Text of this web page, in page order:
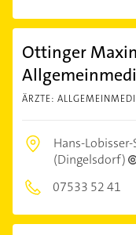
Ottinger
ÄRZTE:
Hans-Lobisser-
(Dingelsdorf)
07533 52 41